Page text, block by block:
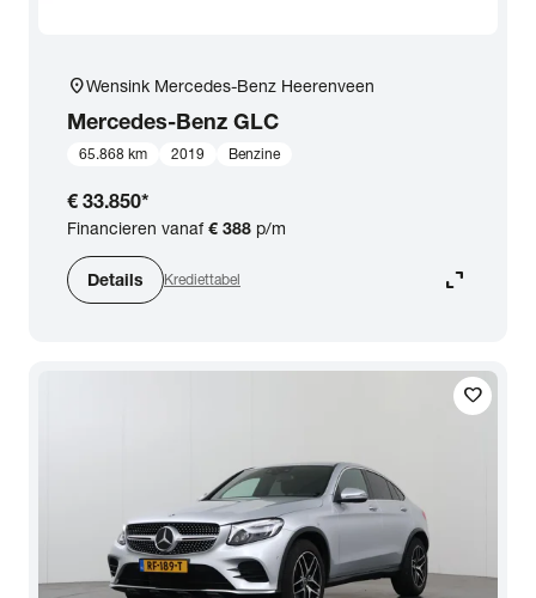
location_onWensink Mercedes-Benz Heerenveen
Mercedes-Benz GLC
65.868 km 2019 Benzine
€ 33.850*
Financieren vanaf€ 388 p/m
Details Krediettabel expand_content
favorite